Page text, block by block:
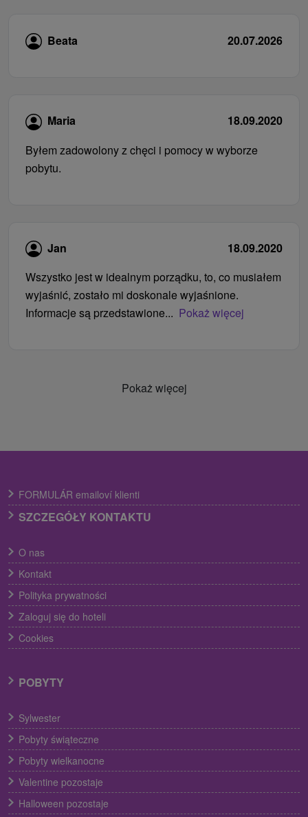
Beata 20.07.2026
Maria
18.09.2020
Byłem zadowolony z chęci i pomocy w wyborze
pobytu.
Jan
18.09.2020
Wszystko jest w idealnym porządku, to, co musiałem
wyjaśnić, zostało mi doskonale wyjaśnione.
Informacje są przedstawione... Pokaż więcej
Pokaż więcej
FORMULÁR emailoví klienti
SZCZEGÓŁY KONTAKTU
O nas
Kontakt
Polityka prywatności
Zaloguj się do hoteli
Cookies
POBYTY
Sylwester
Pobyty świąteczne
Pobyty wielkanocne
Valentine pozostaje
Halloween pozostaje